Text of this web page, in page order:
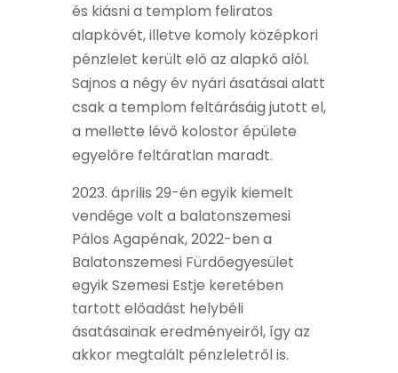
és kiásni a templom feliratos
alapkövét, illetve komoly középkori
pénzlelet került elő az alapkő alól.
Sajnos a négy év nyári ásatásai alatt
csak a templom feltárásáig jutott el,
a mellette lévő kolostor épülete
egyelőre feltáratlan maradt.
április 29-én egyik kiemelt
vendége volt a balatonszemesi
Pálos Agapénak, 2022-ben a
Balatonszemesi Fürdőegyesület
egyik Szemesi Estje keretében
tartott előadást helybéli
ásatásainak eredményeiről, így az
akkor megtalált pénzleletről is.